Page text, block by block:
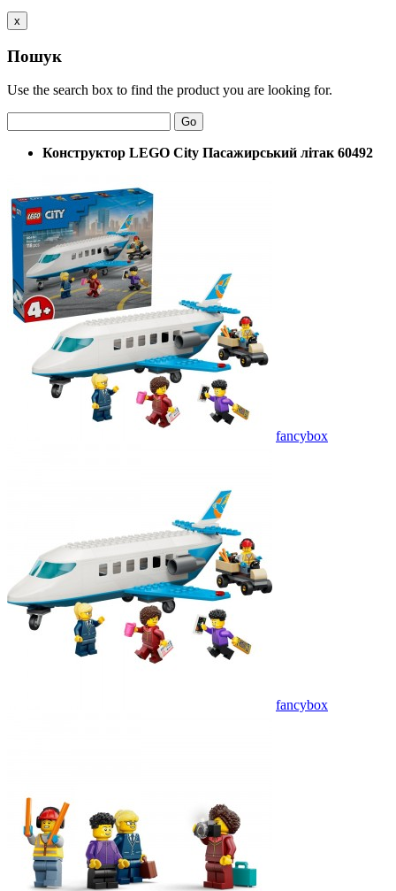
x
Пошук
Use the search box to find the product you are looking for.
Go
Конструктор LEGO City Пасажирський літак 60492
fancybox
fancybox